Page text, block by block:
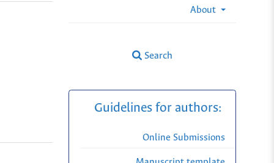
About
Search
Guidelines for authors:
Online Submissions